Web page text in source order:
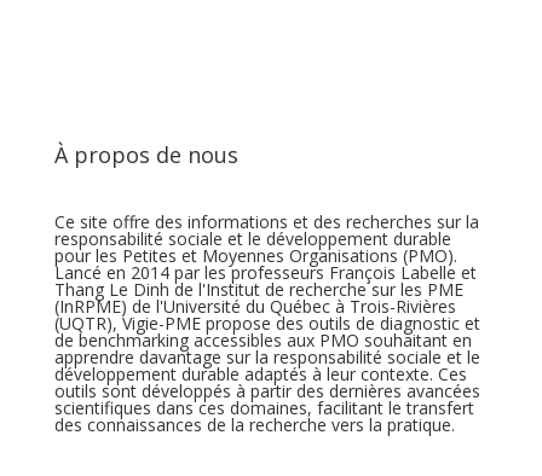
À propos de nous
Ce site offre des informations et des recherches sur la
responsabilité sociale et le développement durable
pour les Petites et Moyennes Organisations (PMO).
Lancé en 2014 par les professeurs François Labelle et
Thang Le Dinh de l'Institut de recherche sur les PME
(InRPME) de l'Université du Québec à Trois-Rivières
(UQTR), Vigie-PME propose des outils de diagnostic et
de benchmarking accessibles aux PMO souhaitant en
apprendre davantage sur la responsabilité sociale et le
développement durable adaptés à leur contexte. Ces
outils sont développés à partir des dernières avancées
scientifiques dans ces domaines, facilitant le transfert
des connaissances de la recherche vers la pratique.